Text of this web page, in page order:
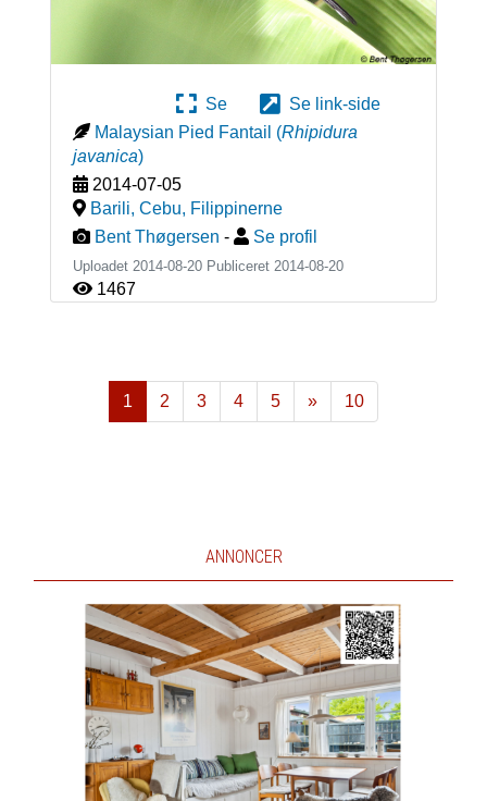
Se
Se link-side
Malaysian Pied Fantail (Rhipidura
javanica)
2014-07-05
Barili, Cebu, Filippinerne
Bent Thøgersen - Se profil
Uploadet 2014-08-20 Publiceret 2014-08-20
1467
1 2 3 4 5
»
Næste
10
ANNONCER